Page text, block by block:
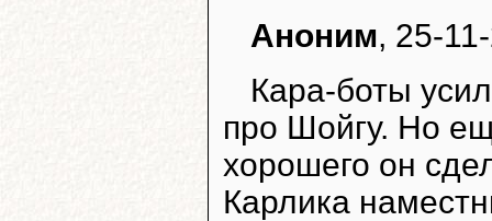
Аноним, 25-
Кара-боты
про Шойгу. Но
хорошего он
Карлика